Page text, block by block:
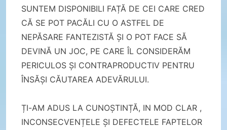
SUNTEM DISPONIBILI FAȚĂ DE CEI CARE CRED
CĂ SE POT PACĂLI CU O ASTFEL DE
NEPĂSARE FANTEZISTĂ ȘI O POT FACE SĂ
DEVINĂ UN JOC, PE CARE ÎL CONSIDERĂM
PERICULOS ȘI CONTRAPRODUCTIV PENTRU
ÎNSĂȘI CĂUTAREA ADEVĂRULUI.
ȚI-AM ADUS LA CUNOȘTINȚĂ, IN MOD CLAR ,
INCONSECVENȚELE ȘI DEFECTELE FAPTELOR